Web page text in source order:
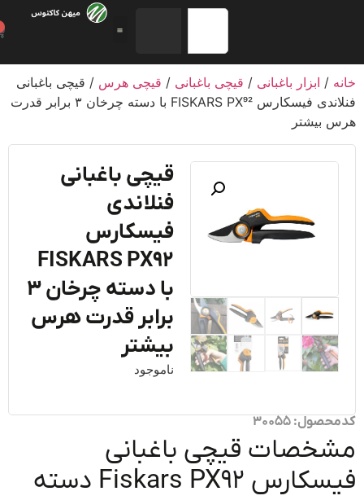
/ابزار باغبانی/قیچی باغبانی/قیچی هرس/ قیچی باغبانی
فنلاندی فیسکارس FISKARS PX92 با دسته چرخان ۳ برابر قدرت
بیشتر
قیچی باغبانی
فنلاندی
فیسکارس
FISKARS PX92
با دسته چرخان ۳
برابر قدرت هرس
بیشتر
ناموجود
30055
قیچی باغبانی
فیسکارس Fiskars PX92 دسته